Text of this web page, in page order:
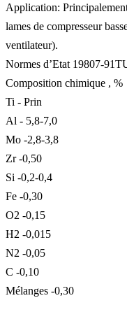
Application:
lames de compresseur
ventilateur).
Normes d’Etat 19807-
Composition chimique , %
Ti - Prin
Al - 5,8-7,0
Mo -2,8-3,8
Zr -0,50
Si -0,2-0,4
Fe -0,30
O2 -0,15
H2 -0,015
N2 -0,05
C -0,10
Mélanges -0,30